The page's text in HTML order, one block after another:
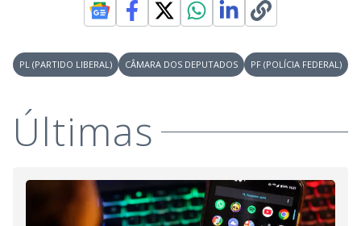
PL (PARTIDO LIBERAL) CÂMARA DOS DEPUTADOS PF (POLÍCIA FEDERAL)
Últimas